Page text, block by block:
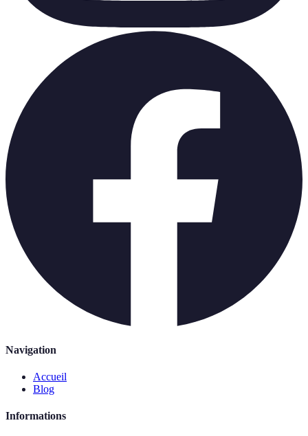
Navigation
Accueil
Blog
Informations